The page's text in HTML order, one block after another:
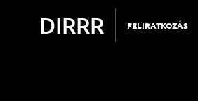
DIRRR FELIRATKOZÁS